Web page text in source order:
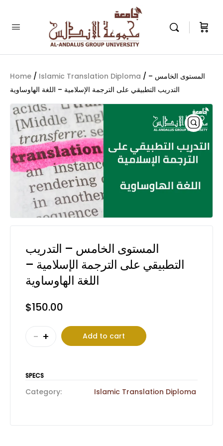
Home / Islamic Translation Diploma / المستوى الخامس –
التدريب التطبيقي على الترجمة الإسلامية – اللغة الهاوساوية
المستوى الخامس – التدريب
التطبيقي على الترجمة الإسلامية –
اللغة الهاوساوية
$150.00
المستوى
الخامس
التدريب
الإسلامية
- + Add to cart
SPECS
Category: Islamic Translation Diploma